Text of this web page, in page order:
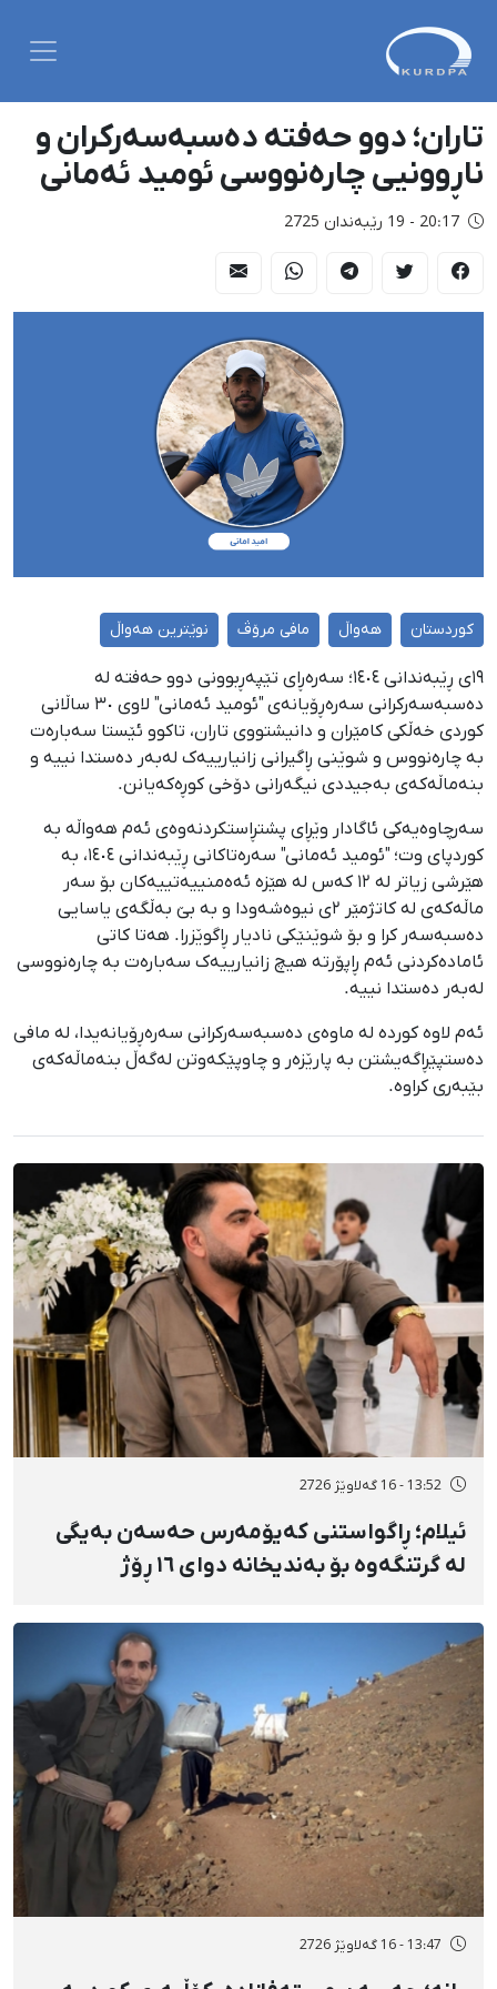
تاران؛ دوو حەفتە دەسبەسەرکران و
ناڕوونیی چارەنووسی ئومید ئەمانی
20:17 - 19 رێبەندان 2725
کوردستان هەواڵ مافی مرۆڤ نوێترین هەواڵ
١٩ی ڕێبەندانی ١٤٠٤؛ سەرەڕای تێپەڕبوونی دوو حەفتە لە
دەسبەسەرکرانی سەرەڕۆیانەی "ئومید ئەمانی" لاوی ٣٠ ساڵانی
کوردی خەڵکی کامێران و دانیشتووی تاران، تاکوو ئێستا سەبارەت
بە چارەنووس و شوێنی ڕاگیرانی زانیارییەک لەبەر دەستدا نییە و
بنەماڵەکەی بەجیددی نیگەرانی دۆخی کوڕەکەیانن.
سەرچاوەیەکی ئاگادار وێڕای پشتڕاستکردنەوەی ئەم هەواڵە بە
کوردپای وت؛ "ئومید ئەمانی" سەرەتاکانی ڕێبەندانی ١٤٠٤، بە
هێرشی زیاتر لە ١٢ کەس لە هێزە ئەەمنییەتییەکان بۆ سەر
ماڵەکەی لە کاتژمێر ٢ی نیوەشەودا و بە بێ بەڵگەی یاسایی
دەسبەسەر کرا و بۆ شوێنێکی نادیار ڕاگوێزرا. هەتا کاتی
ئامادەکردنی ئەم ڕاپۆرتە هیچ زانیارییەک سەبارەت بە چارەنووسی
لەبەر دەستدا نییە.
ئەم لاوە کوردە لە ماوەی دەسبەسەرکرانی سەرەڕۆیانەیدا، لە مافی
دەستپێڕاگەیشتن بە پارێزەر و چاوپێکەوتن لەگەڵ بنەماڵەکەی
بێبەری کراوە.
13:52 - 16 گەلاوێژ 2726
ئیلام؛ ڕاگواستنی کەیۆمەرس حەسەن بەیگی
لە گرتنگەوە بۆ بەندیخانە دوای ١٦ ڕۆژ
13:47 - 16 گەلاوێژ 2726